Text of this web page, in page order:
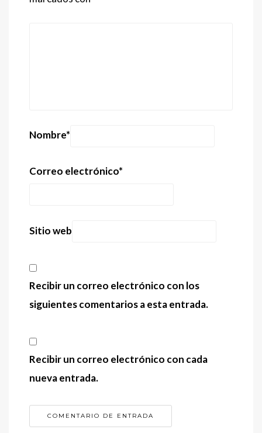
Nombre*
Correo electrónico*
Sitio web
Recibir un correo electrónico con los
siguientes comentarios a esta entrada.
Recibir un correo electrónico con cada
nueva entrada.